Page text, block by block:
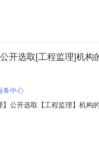
服务金额：￥
开选取[工程监理]机构
务中心
公开选取【工程监理】机
目采购）投资审批项目否采